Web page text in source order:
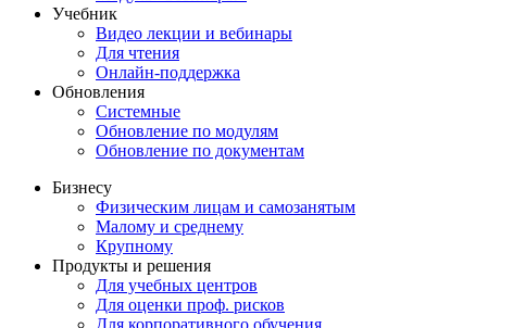
Учебник
Видео лекции и вебинары
Для чтения
Онлайн-поддержка
Обновления
Системные
Обновление по модулям
Обновление по документам
Бизнесу
Физическим лицам и самозанятым
Малому и среднему
Крупному
Продукты и решения
Для учебных центров
Для оценки проф. рисков
Для корпоративного обучения